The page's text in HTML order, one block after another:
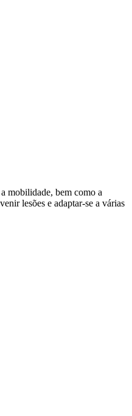
mobilidade, bem como a
lesões e adaptar-se a várias